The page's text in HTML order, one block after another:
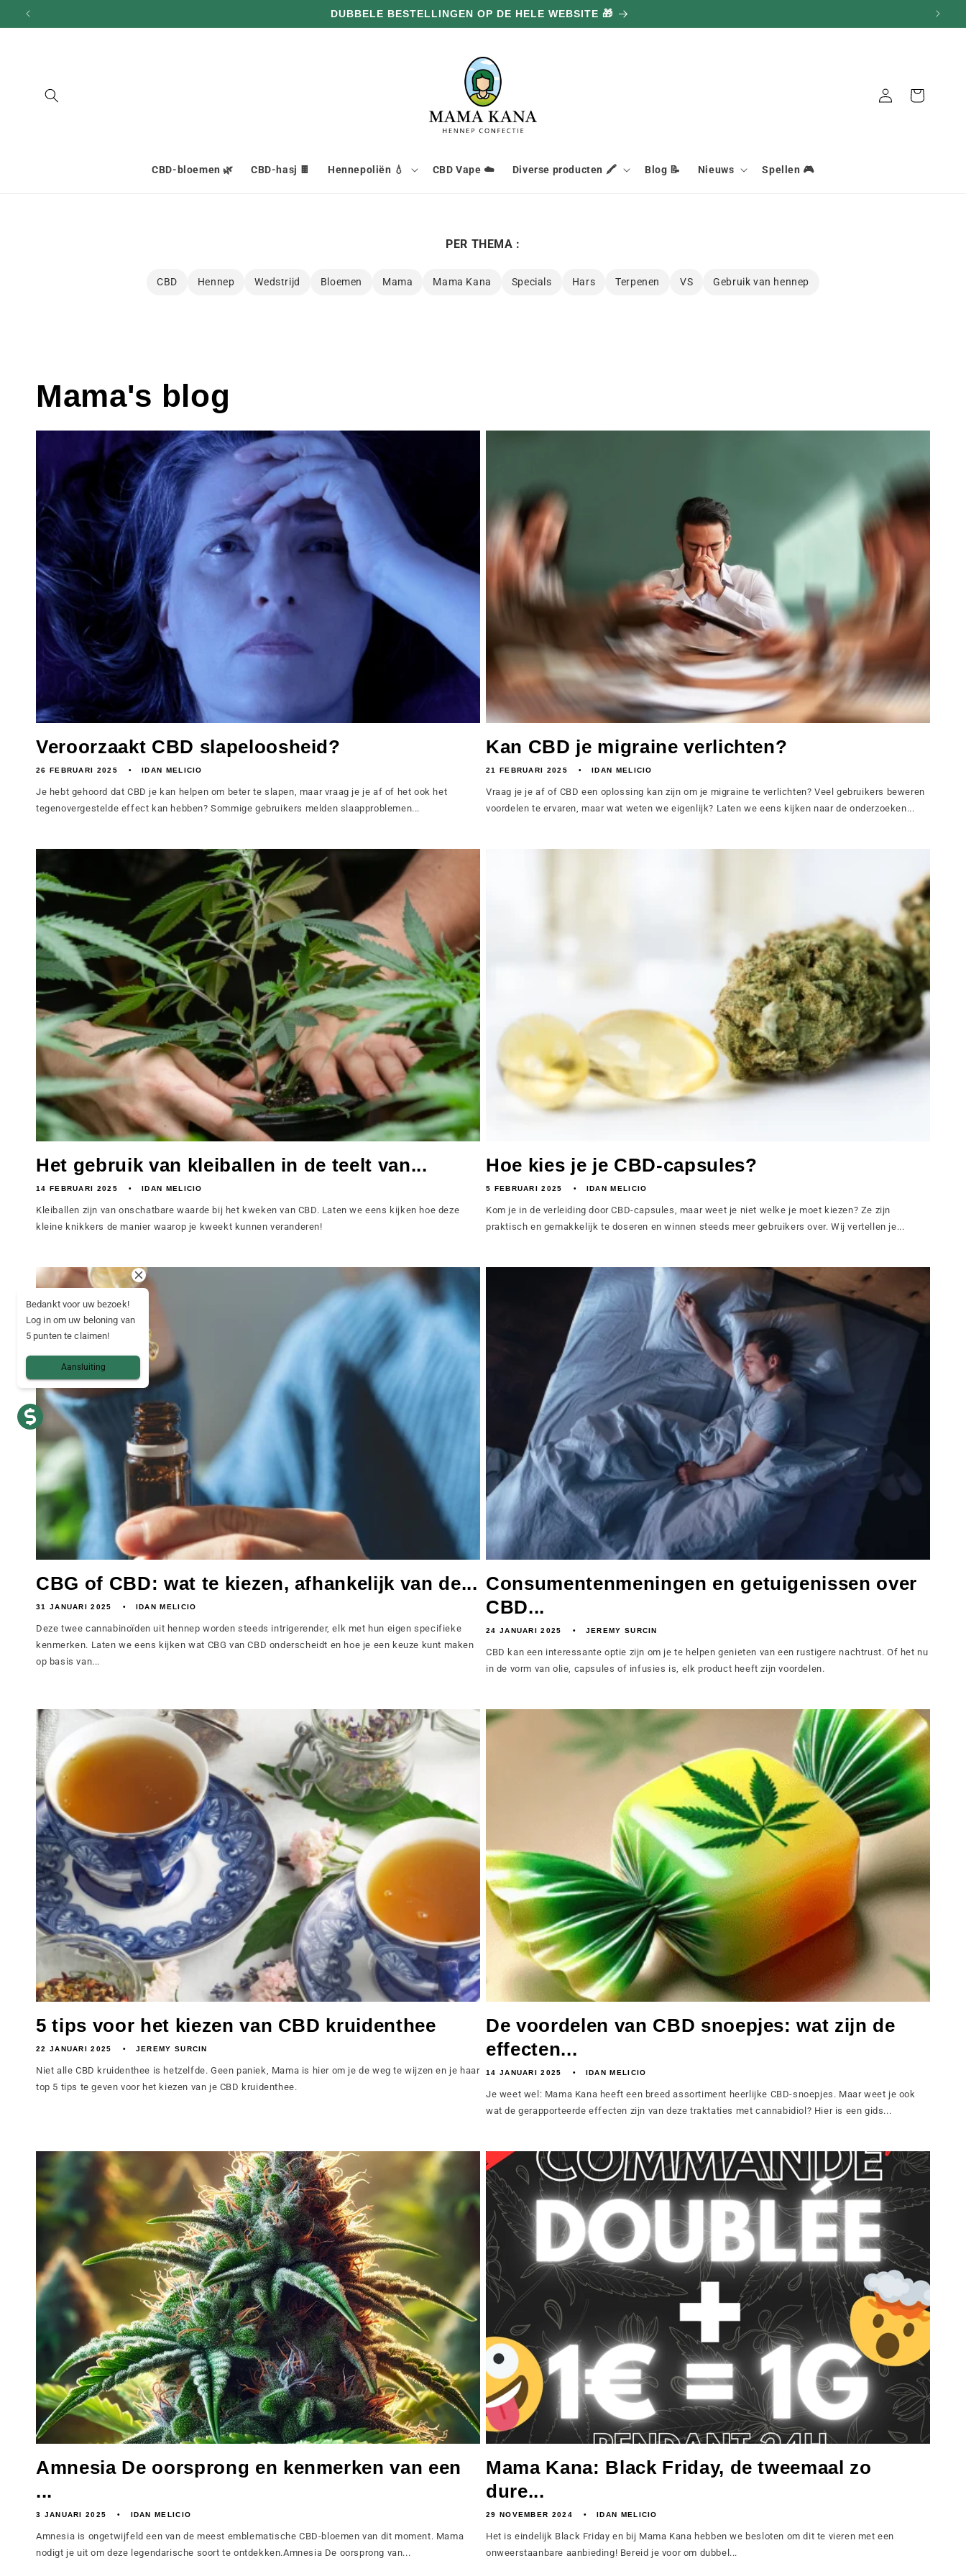
doorgaan
naar
100G GRATIS BIJ ELKE AANKOOP VAN 100€ 🔥
CBD-bloemen 🌿 CBD-hasj 🍫 Hennepoliën 💧 CBD Vape ☁️ Diverse producten 🖍️ Blog 📝 Nieuws Spellen 🎮
AansluitingMand
PER THEMA :
CBD Hennep Wedstrijd Bloemen Mama Mama Kana Specials Hars Terpenen VS Gebruik van hennep
Mama's blog
Veroorzaakt CBD slapeloosheid?
26 FEBRUARI 2025 IDAN MELICIO
Je hebt gehoord dat CBD je kan helpen om beter te slapen, maar vraag je je af of het ook het
tegenovergestelde effect kan hebben? Sommige gebruikers melden slaapproblemen...
Kan CBD je migraine verlichten?
21 FEBRUARI 2025 IDAN MELICIO
Vraag je je af of CBD een oplossing kan zijn om je migraine te verlichten? Veel gebruikers beweren
voordelen te ervaren, maar wat weten we eigenlijk? Laten we eens kijken naar de onderzoeken...
Het gebruik van kleiballen in de teelt van...
14 FEBRUARI 2025 IDAN MELICIO
Kleiballen zijn van onschatbare waarde bij het kweken van CBD. Laten we eens kijken hoe deze
kleine knikkers de manier waarop je kweekt kunnen veranderen!
Hoe kies je je CBD-capsules?
5 FEBRUARI 2025 IDAN MELICIO
Kom je in de verleiding door CBD-capsules, maar weet je niet welke je moet kiezen? Ze zijn
praktisch en gemakkelijk te doseren en winnen steeds meer gebruikers over. Wij vertellen je...
CBG of CBD: wat te kiezen, afhankelijk van de...
31 JANUARI 2025 IDAN MELICIO
Deze twee cannabinoïden uit hennep worden steeds intrigerender, elk met hun eigen specifieke
kenmerken. Laten we eens kijken wat CBG van CBD onderscheidt en hoe je een keuze kunt maken
op basis van...
Consumentenmeningen en getuigenissen over
CBD...
24 JANUARI 2025 JEREMY SURCIN
CBD kan een interessante optie zijn om je te helpen genieten van een rustigere nachtrust. Of het nu
in de vorm van olie, capsules of infusies is, elk product heeft zijn voordelen.
5 tips voor het kiezen van CBD kruidenthee
22 JANUARI 2025 JEREMY SURCIN
Niet alle CBD kruidenthee is hetzelfde. Geen paniek, Mama is hier om je de weg te wijzen en je haar
top 5 tips te geven voor het kiezen van je CBD kruidenthee.
De voordelen van CBD snoepjes: wat zijn de
effecten...
14 JANUARI 2025 IDAN MELICIO
Je weet wel: Mama Kana heeft een breed assortiment heerlijke CBD-snoepjes. Maar weet je ook
wat de gerapporteerde effecten zijn van deze traktaties met cannabidiol? Hier is een gids...
Amnesia De oorsprong en kenmerken van een
...
3 JANUARI 2025 IDAN MELICIO
Amnesia is ongetwijfeld een van de meest emblematische CBD-bloemen van dit moment. Mama
nodigt je uit om deze legendarische soort te ontdekken.Amnesia De oorsprong van...
Mama Kana: Black Friday, de tweemaal zo
dure...
29 NOVEMBER 2024 IDAN MELICIO
Het is eindelijk Black Friday en bij Mama Kana hebben we besloten om dit te vieren met een
onweerstaanbare aanbieding! Bereid je voor om dubbel...
Bedankt voor uw bezoek!
Log in om uw beloning van
5 punten te claimen!
Aansluiting